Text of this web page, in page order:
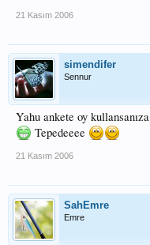
21 Kasım 2006
simendifer
Sennur
Yahu ankete oy
Tepedeeee
21 Kasım 2006
SahEmre
Emre